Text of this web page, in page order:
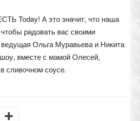
Today! А это значит, что наша
радовать вас своими
Ольга Муравьева и Никита
вместе с мамой Олесей,
в сливочном соусе.